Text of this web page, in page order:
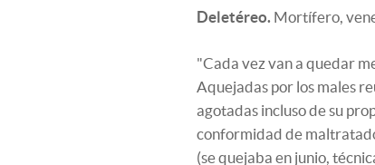
Deletéreo. Mortífero,
"Cada vez van a quedar
Aquejadas por los males
agotadas incluso de su
conformidad de
(se quejaba en junio,